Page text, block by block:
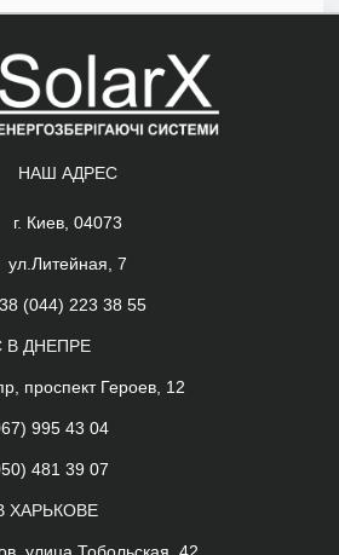
НАШ АДРЕС
г. Киев, 04073
ул.Литейная, 7
(044) 223 38 55
ДНЕПРЕ
проспект Героев, 12
995 43 04
481 39 07
ХАРЬКОВЕ